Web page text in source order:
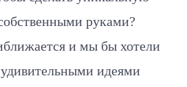
руками?
и мы бы хотели
идеями